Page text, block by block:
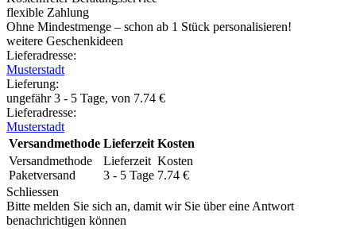
flexible Zahlung
Ohne Mindestmenge – schon ab 1 Stück personalisieren!
weitere Geschenkideen
Lieferadresse:
Musterstadt
Lieferung:
ungefähr 3 - 5 Tage, von 7.74 €
Lieferadresse:
Musterstadt
Versandmethode Lieferzeit Kosten
Versandmethode
Paketversand
Lieferzeit
3 - 5 Tage
Kosten
7.74 €
Schliessen
Bitte melden Sie sich an, damit wir Sie über eine Antwort
benachrichtigen können